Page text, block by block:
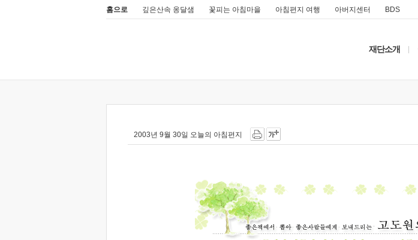
홈으로 깊은산속 옹달샘 꽃피는 아침마을 아침편지 여행 아버지센터 BDS
재단소개
2003년 9월 30일 오늘의 아침편지